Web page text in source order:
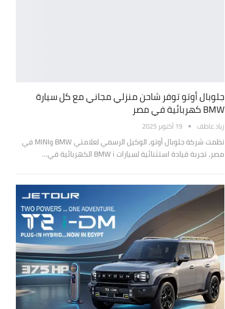
جلوبال أوتو توفر شاحن منزلي مجاني مع كل سيارة
BMW كهربائية في مصر
زياد عاطف 19 أكتوبر 2025
نظمت شركة جلوبال أوتو، الوكيل الرسمي لعلامتي BMW وMINI في
مصر، تجربة قيادة استثنائية لسيارات BMW i الكهربائية في…